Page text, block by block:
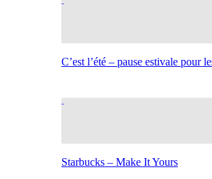
C’est l’été – pause estivale pour
Starbucks – Make It Yours